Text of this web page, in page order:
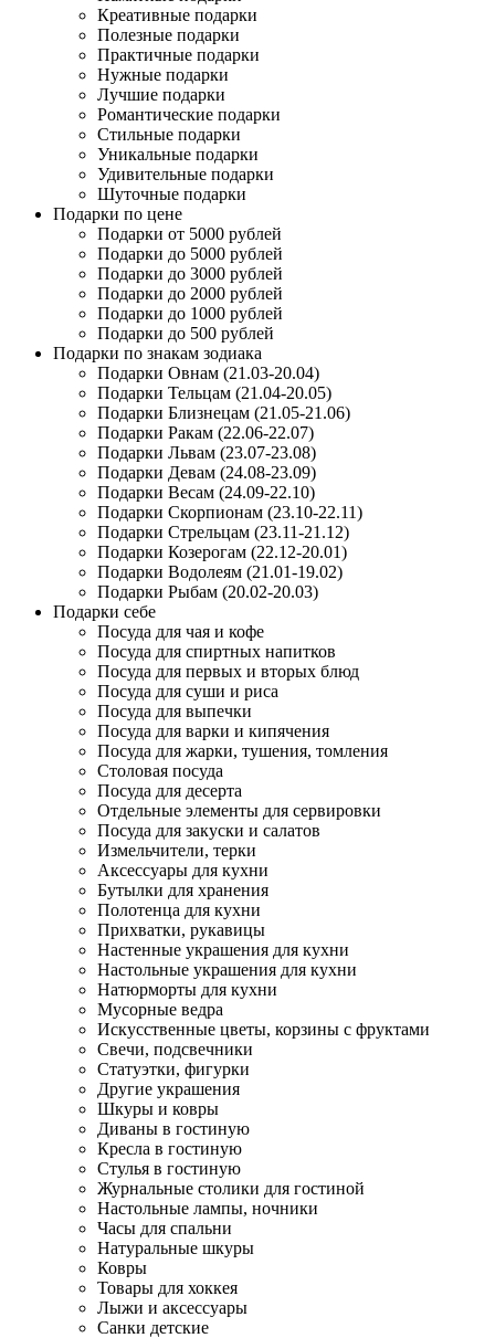
Креативные подарки
Полезные подарки
Практичные подарки
Нужные подарки
Лучшие подарки
Романтические подарки
Стильные подарки
Уникальные подарки
Удивительные подарки
Шуточные подарки
Подарки по цене
Подарки от 5000 рублей
Подарки до 5000 рублей
Подарки до 3000 рублей
Подарки до 2000 рублей
Подарки до 1000 рублей
Подарки до 500 рублей
Подарки по знакам зодиака
Подарки Овнам (21.03-20.04)
Подарки Тельцам (21.04-20.05)
Подарки Близнецам (21.05-21.06)
Подарки Ракам (22.06-22.07)
Подарки Львам (23.07-23.08)
Подарки Девам (24.08-23.09)
Подарки Весам (24.09-22.10)
Подарки Скорпионам (23.10-22.11)
Подарки Стрельцам (23.11-21.12)
Подарки Козерогам (22.12-20.01)
Подарки Водолеям (21.01-19.02)
Подарки Рыбам (20.02-20.03)
Подарки себе
Посуда для чая и кофе
Посуда для спиртных напитков
Посуда для первых и вторых блюд
Посуда для суши и риса
Посуда для выпечки
Посуда для варки и кипячения
Посуда для жарки, тушения, томления
Столовая посуда
Посуда для десерта
Отдельные элементы для сервировки
Посуда для закуски и салатов
Измельчители, терки
Аксессуары для кухни
Бутылки для хранения
Полотенца для кухни
Прихватки, рукавицы
Настенные украшения для кухни
Настольные украшения для кухни
Натюрморты для кухни
Мусорные ведра
Искусственные цветы, корзины с фруктами
Свечи, подсвечники
Статуэтки, фигурки
Другие украшения
Шкуры и ковры
Диваны в гостиную
Кресла в гостиную
Стулья в гостиную
Журнальные столики для гостиной
Настольные лампы, ночники
Часы для спальни
Натуральные шкуры
Ковры
Товары для хоккея
Лыжи и аксессуары
Санки детские